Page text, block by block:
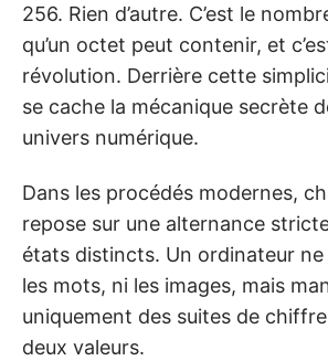
256. Rien d’autre. C’est le
qu’un octet peut contenir, et
révolution. Derrière cette
se cache la mécanique secrète
univers numérique.
Dans les procédés modernes,
repose sur une alternance
états distincts. Un ordinateur
les mots, ni les images, mais
uniquement des suites de
deux valeurs.